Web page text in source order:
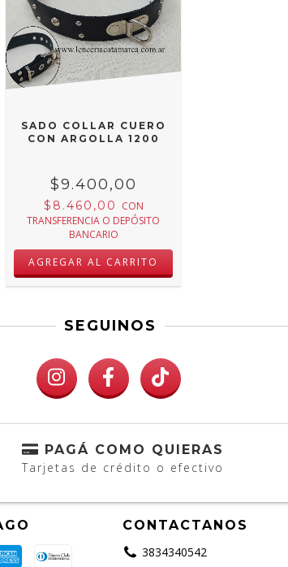
SADO COLLAR CUERO
CON ARGOLLA 1200
$9.400,00
$8.460,00 CON
TRANSFERENCIA O DEPÓSITO
BANCARIO
SEGUINOS
PAGÁ COMO QUIERAS
Tarjetas de crédito o efectivo
CONTACTANOS
3834340542